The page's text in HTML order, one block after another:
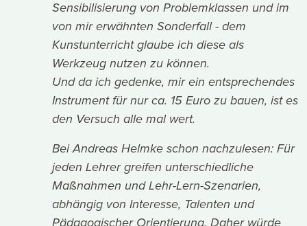
Sensibilisierung von Problemklassen und im
von mir erwähnten Sonderfall - dem
Kunstunterricht glaube ich diese als
Werkzeug nutzen zu können.
Und da ich gedenke, mir ein entsprechendes
Instrument für nur ca. 15 Euro zu bauen, ist es
den Versuch alle mal wert.
Bei Andreas Helmke schon nachzulesen: Für
jeden Lehrer greifen unterschiedliche
Maßnahmen und Lehr-Lern-Szenarien,
abhängig von Interesse, Talenten und